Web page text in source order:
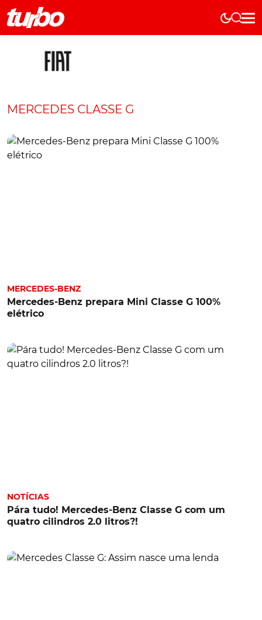
Elétricos
Testes
História
Comerciais
Curiosidades
MERCEDES CLASSE G
MERCEDES-BENZ
Mercedes-Benz prepara Mini Classe G 100%
elétrico
NOTÍCIAS
Pára tudo! Mercedes-Benz Classe G com um
quatro cilindros 2.0 litros?!